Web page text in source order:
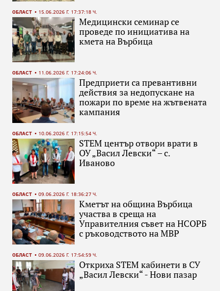
ОБЛАСТ 15.06.2026 Г. 17:37:18 Ч.
Медицински семинар се
проведе по инициатива на
кмета на Върбица
ОБЛАСТ 11.06.2026 Г. 17:24:06 Ч.
Предприети са превантивни
действия за недопускане на
пожари по време на жътвената
кампания
ОБЛАСТ 10.06.2026 Г. 17:15:54 Ч.
STEM център отвори врати в
ОУ „Васил Левски“ – с.
Иваново
ОБЛАСТ 09.06.2026 Г. 18:36:27 Ч.
Кметът на община Върбица
участва в среща на
Управителния съвет на НСОРБ
с ръководството на МВР
ОБЛАСТ 09.06.2026 Г. 17:54:59 Ч.
Откриха STEM кабинети в СУ
„Васил Левски“ - Нови пазар